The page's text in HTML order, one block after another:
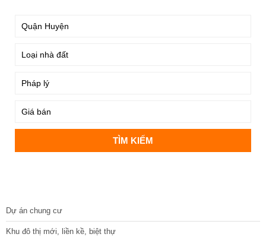
Dự án chung cư
Khu đô thị mới, liền kề, biệt thự